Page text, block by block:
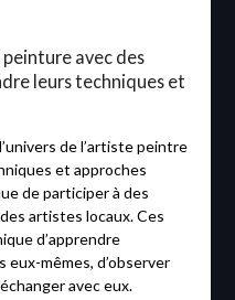
avec des
leurs techniques et
de l’artiste peintre
et approches
de participer à des
artistes locaux. Ces
d’apprendre
mêmes, d’observer
avec eux.